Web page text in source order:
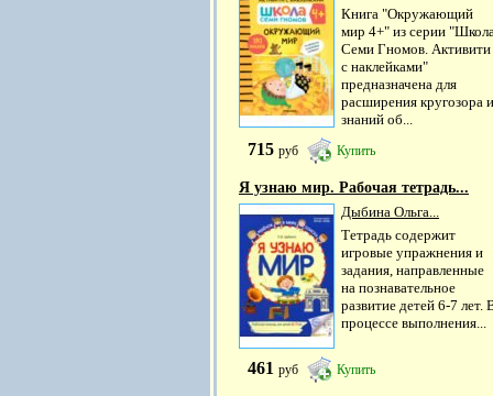
Книга "Окружающий
мир 4+" из серии
Семи Гномов. Активити
с наклейками"
предназначена для
расширения кругозора и
знаний об...
715 руб Купить
Я узнаю мир. Рабочая тетрадь...
Дыбина Ольга...
Тетрадь содержит
игровые упражнения и
задания, направленные
на познавательное
развитие детей 6-7 лет.
процессе выполнения...
461 руб Купить